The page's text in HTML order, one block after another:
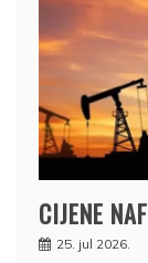
CIJENE
25. jul 2026.